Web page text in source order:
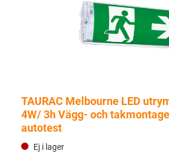
TAURAC Melbourne LED
4W/ 3h Vägg- och
autotest
Ej i lager